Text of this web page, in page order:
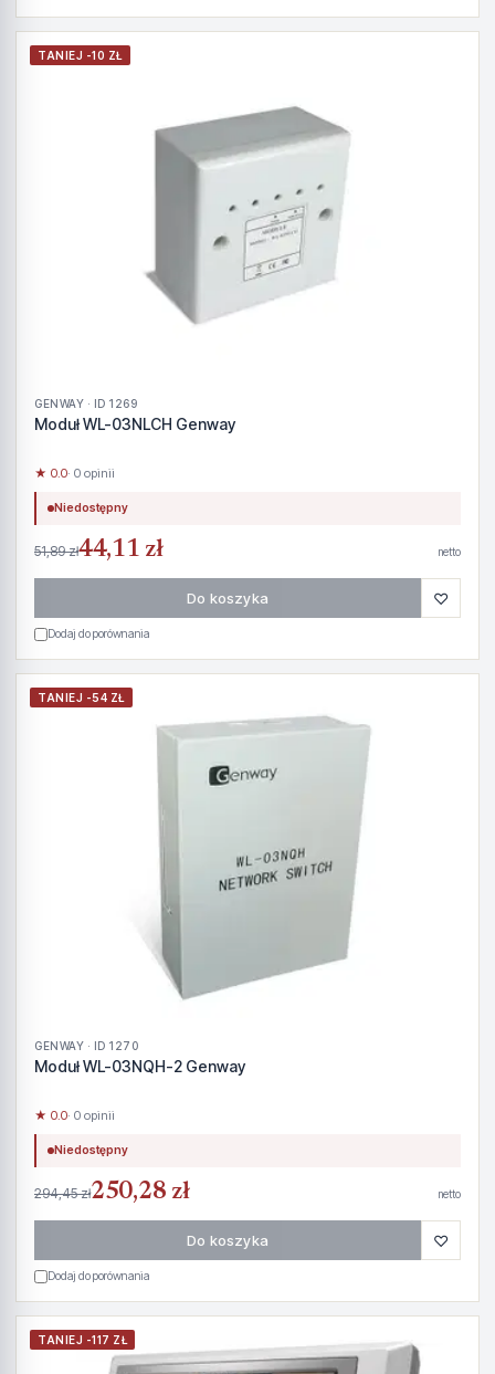
TANIEJ -10 ZŁ
GENWAY · ID 1269
Moduł WL-03NLCH Genway
★ 0.0· 0 opinii
Niedostępny
51,89 zł44,11 zł netto
Do koszyka ♡
Dodaj do porównania
TANIEJ -54 ZŁ
GENWAY · ID 1270
Moduł WL-03NQH-2 Genway
★ 0.0· 0 opinii
Niedostępny
294,45 zł250,28 zł netto
Do koszyka ♡
Dodaj do porównania
TANIEJ -117 ZŁ